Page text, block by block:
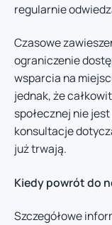
regularnie
Czasowe
ograniczenie
wsparcia na
jednak, że
społecznej nie
konsultacje
już trwają.
Kiedy powrót do
Szczegółowe